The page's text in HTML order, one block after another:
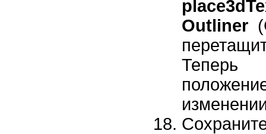
Outliner
Теперь